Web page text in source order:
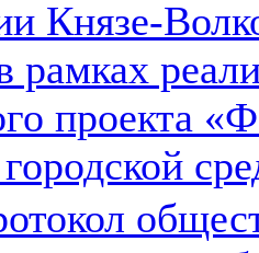
Князе-
рамках
проекта